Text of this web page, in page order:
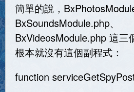
簡單的說，
BxSoundsModule.php、
BxVideosModule.php 這三
根本就沒有這個副程式：
function